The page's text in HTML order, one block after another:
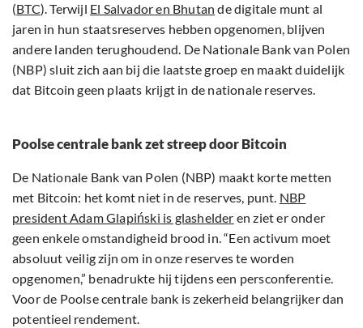
(BTC). Terwijl El Salvador en Bhutan de digitale munt al
jaren in hun staatsreserves hebben opgenomen, blijven
andere landen terughoudend. De Nationale Bank van Polen
(NBP) sluit zich aan bij die laatste groep en maakt duidelijk
dat Bitcoin geen plaats krijgt in de nationale reserves.
Poolse centrale bank zet streep door Bitcoin
De Nationale Bank van Polen (NBP) maakt korte metten
met Bitcoin: het komt niet in de reserves, punt. NBP
president Adam Glapiński is glashelder en ziet er onder
geen enkele omstandigheid brood in. “Een activum moet
absoluut veilig zijn om in onze reserves te worden
opgenomen,” benadrukte hij tijdens een persconferentie.
Voor de Poolse centrale bank is zekerheid belangrijker dan
potentieel rendement.